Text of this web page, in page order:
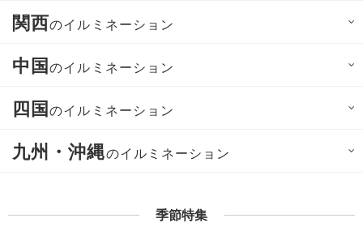
関西のイルミネーション
中国のイルミネーション
四国のイルミネーション
九州・沖縄のイルミネーション
季節特集